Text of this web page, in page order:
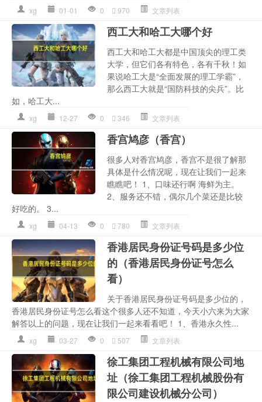
xg 01-01 0 970 文章列表
西工大和哈工大哪个好
西工大和哈工大都是中国顶尖的理工类
大学，但它们各有特色，各有千秋！如
果说哈工大是“全面发展的理工学霸”，
那么西工大就是“国防科技的尖兵”。比
如，哈工大...
xg 12-27 0 346 文章列表
香宫鸠彦（香宫）
很多人对香宫鸠彦，香宫不是很了解那
具体是什么情况呢，现在让我们一起来
瞧瞧吧！ 1、口味还行啊 海鲜为主。
2、服务还不错，偶尔几个菜还是比较
好吃的。 3...
xg 04-13 0 780 文章列表
香港居民身份证号码是多少位
的（香港居民身份证号怎么
看）
关于香港居民身份证号码是多少位的，
香港居民身份证号怎么看这个很多人还不知道，今天小六来为大家
解答以上的问题，现在让我们一起来看看吧！ 1、香港永久性...
xg 03-27 0 507 文章列表
徐工集团工程机械有限公司地
址（徐工集团工程机械股份有
限公司建设机械分公司）